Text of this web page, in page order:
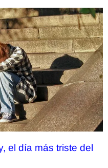
el día más triste del